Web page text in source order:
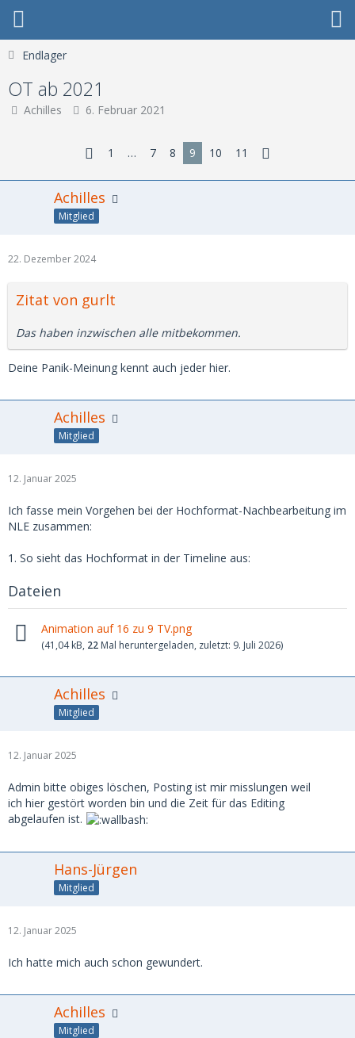
Endlager
OT ab 2021
Achilles 6. Februar 2021
1 … 7 8 9 10 11
Achilles
Mitglied
22. Dezember 2024
Zitat von gurlt
Das haben inzwischen alle mitbekommen.
Deine Panik-Meinung kennt auch jeder hier.
Achilles
Mitglied
12. Januar 2025
Ich fasse mein Vorgehen bei der Hochformat-Nachbearbeitung im
NLE zusammen:
1. So sieht das Hochformat in der Timeline aus:
Dateien
Animation auf 16 zu 9 TV.png
(41,04 kB, 22 Mal heruntergeladen, zuletzt: 9. Juli 2026)
Achilles
Mitglied
12. Januar 2025
Admin bitte obiges löschen, Posting ist mir misslungen weil
ich hier gestört worden bin und die Zeit für das Editing
abgelaufen ist.
Hans-Jürgen
Mitglied
12. Januar 2025
Ich hatte mich auch schon gewundert.
Achilles
Mitglied